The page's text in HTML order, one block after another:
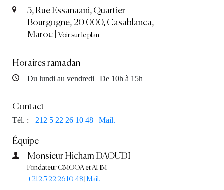
5, Rue Essanaani, Quartier
Bourgogne, 20 000, Casablanca,
Maroc |
Voir sur le plan
Horaires ramadan
Du lundi au vendredi | De 10h à 15h
Contact
Tél. : +212 5 22 26 10 48 | Mail.
Équipe
Monsieur Hicham DAOUDI
Fondateur CMOOA et AHM
+212 5 22 26 10 48 Mail.